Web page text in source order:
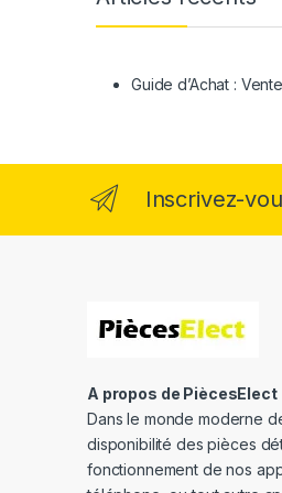
Guide d’Achat :
Inscrivez-
A propos de PiècesElect
Dans le monde moderne
disponibilité des pièces
fonctionnement de nos